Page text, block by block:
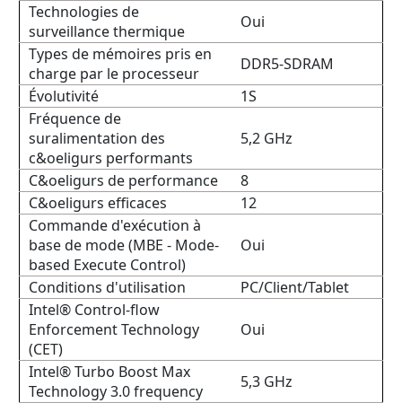
Technologies de
surveillance thermique
Oui
Types de mémoires pris en
charge par le processeur
DDR5-SDRAM
Évolutivité
1S
Fréquence de
suralimentation des
c&oeligurs performants
5,2 GHz
C&oeligurs de performance
8
C&oeligurs efficaces
12
Commande d'exécution à
base de mode (MBE - Mode-
based Execute Control)
Oui
Conditions d'utilisation
PC/Client/Tablet
Intel® Control-flow
Enforcement Technology
(CET)
Oui
Intel® Turbo Boost Max
Technology 3.0 frequency
5,3 GHz